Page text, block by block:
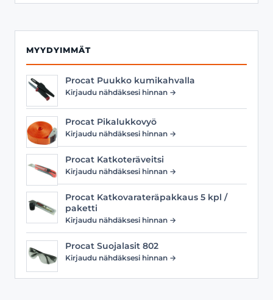
MYYDYIMMÄT
Procat Puukko kumikahvalla
Kirjaudu nähdäksesi hinnan →
Procat Pikalukkovyö
Kirjaudu nähdäksesi hinnan →
Procat Katkoteräveitsi
Kirjaudu nähdäksesi hinnan →
Procat Katkovarateräpakkaus 5 kpl /
paketti
Kirjaudu nähdäksesi hinnan →
Procat Suojalasit 802
Kirjaudu nähdäksesi hinnan →